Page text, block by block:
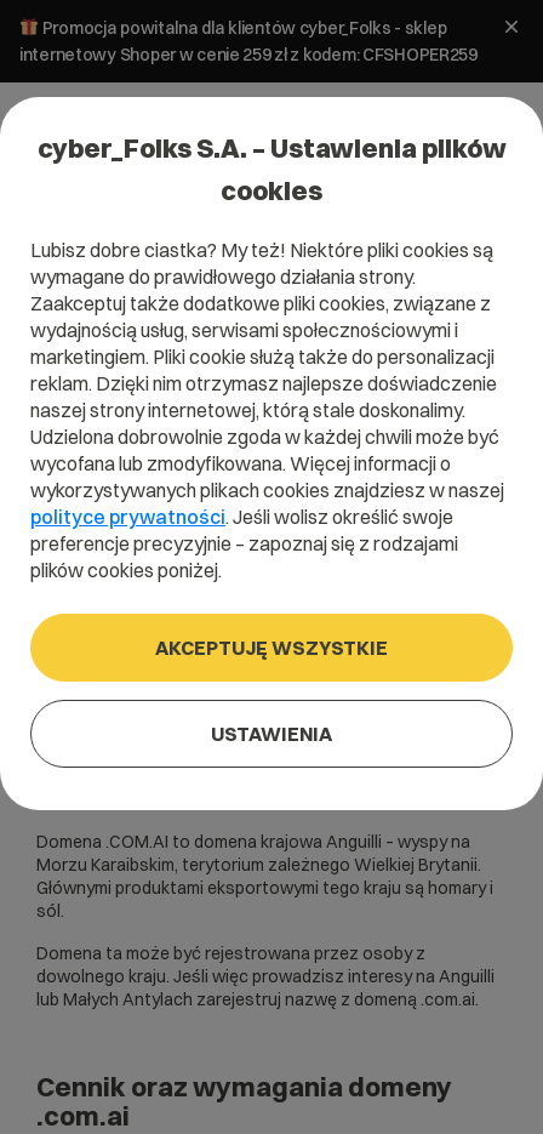
Promocja powitalna dla klientów cyber_Folks - sklep
internetowy Shoper w cenie 259 zł z kodem: CFSHOPER259
Domena .com.ai
Zarejestruj adres www z domeną Anguilli
.com.ai
Szukaj
Domena .COM.AI to domena krajowa Anguilli – wyspy na
Morzu Karaibskim, terytorium zależnego Wielkiej Brytanii.
Głównymi produktami eksportowymi tego kraju są homary i
sól.
Domena ta może być rejestrowana przez osoby z
dowolnego kraju. Jeśli więc prowadzisz interesy na Anguilli
lub Małych Antylach zarejestruj nazwę z domeną .com.ai.
Cennik oraz wymagania domeny
.com.ai
cyber_Folks S.A. – Ustawienia plików
cookies
Lubisz dobre ciastka? My też! Niektóre pliki cookies są
wymagane do prawidłowego działania strony.
Zaakceptuj także dodatkowe pliki cookies, związane z
wydajnością usług, serwisami społecznościowymi i
marketingiem. Pliki cookie służą także do personalizacji
reklam. Dzięki nim otrzymasz najlepsze doświadczenie
naszej strony internetowej, którą stale doskonalimy.
Udzielona dobrowolnie zgoda w każdej chwili może być
wycofana lub zmodyfikowana. Więcej informacji o
wykorzystywanych plikach cookies znajdziesz w naszej
polityce prywatności. Jeśli wolisz określić swoje
preferencje precyzyjnie – zapoznaj się z rodzajami
plików cookies poniżej.
AKCEPTUJĘ WSZYSTKIE
USTAWIENIA